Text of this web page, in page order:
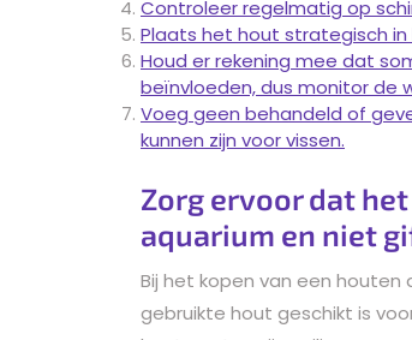
Controleer regelmatig op
Plaats het hout strategisch
Houd er rekening mee dat
beïnvloeden, dus monitor de
Voeg geen behandeld of
kunnen zijn voor vissen.
Zorg ervoor dat
aquarium en niet
Bij het kopen van een
gebruikte hout geschikt is